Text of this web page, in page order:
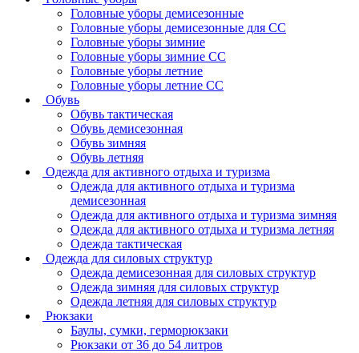
Головные уборы демисезонные
Головные уборы демисезонные для СС
Головные уборы зимние
Головные уборы зимние СС
Головные уборы летние
Головные уборы летние СС
Обувь
Обувь тактическая
Обувь демисезонная
Обувь зимняя
Обувь летняя
Одежда для активного отдыха и туризма
Одежда для активного отдыха и туризма
демисезонная
Одежда для активного отдыха и туризма зимняя
Одежда для активного отдыха и туризма летняя
Одежда тактическая
Одежда для силовых структур
Одежда демисезонная для силовых структур
Одежда зимняя для силовых структур
Одежда летняя для силовых структур
Рюкзаки
Баулы, сумки, герморюкзаки
Рюкзаки от 36 до 54 литров